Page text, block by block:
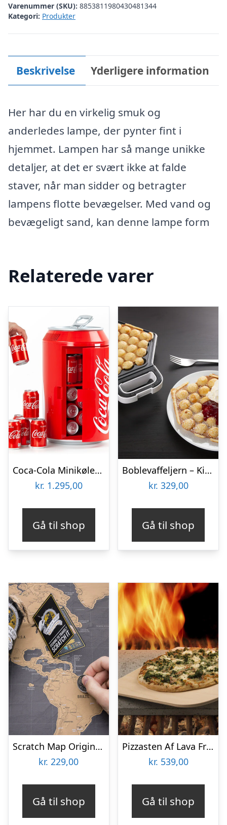
Varenummer (SKU): 8853811980430481344
Kategori: Produkter
Beskrivelse Yderligere information
Her har du en virkelig smuk og
anderledes lampe, der pynter fint i
hjemmet. Lampen har så mange unikke
detaljer, at det er svært ikke at falde
staver, når man sidder og betragter
lampens flotte bevægelser. Med vand og
bevægeligt sand, kan denne lampe form
Relaterede varer
Coca-Cola Minikøleskab
kr. 1.295,00
Gå til shop
Boblevaffeljern – KitchPro
kr. 329,00
Gå til shop
Scratch Map Original Deluxe
kr. 229,00
Gå til shop
Pizzasten Af Lava Fra Etna
kr. 539,00
Gå til shop